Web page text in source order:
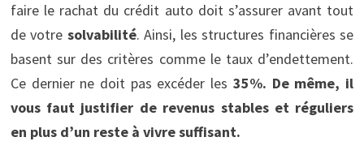
faire le rachat du crédit auto doit s’assurer avant tout
de votre solvabilité. Ainsi, les structures financières se
basent sur des critères comme le taux d’endettement.
Ce dernier ne doit pas excéder les 35%. De même, il
vous faut justifier de revenus stables et réguliers
en plus d’un reste à vivre suffisant.